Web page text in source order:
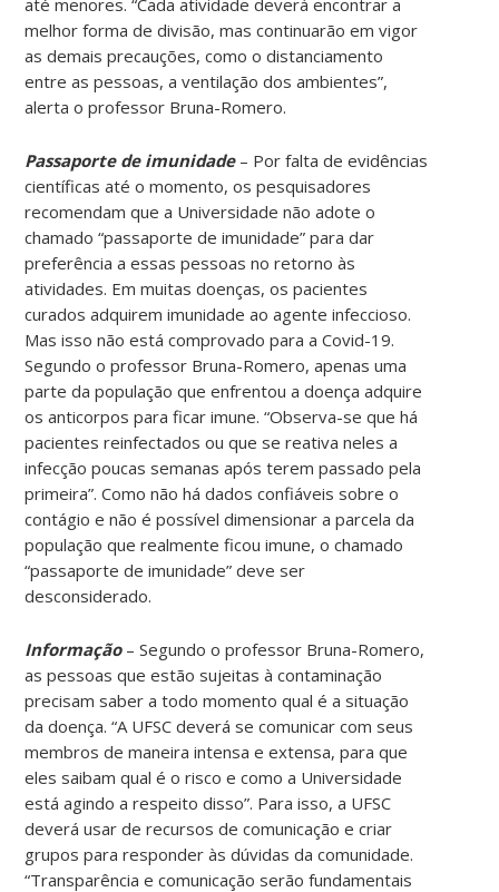
melhor forma de divisão, mas continuarão em vigor
as demais precauções, como o distanciamento
entre as pessoas, a ventilação dos ambientes”,
alerta o professor Bruna-Romero.
Passaporte de imunidade – Por falta de evidências
científicas até o momento, os pesquisadores
recomendam que a Universidade não adote o
chamado “passaporte de imunidade” para dar
preferência a essas pessoas no retorno às
atividades. Em muitas doenças, os pacientes
curados adquirem imunidade ao agente infeccioso.
Mas isso não está comprovado para a Covid-19.
Segundo o professor Bruna-Romero, apenas uma
parte da população que enfrentou a doença adquire
os anticorpos para ficar imune. “Observa-se que há
pacientes reinfectados ou que se reativa neles a
infecção poucas semanas após terem passado pela
primeira”. Como não há dados confiáveis sobre o
contágio e não é possível dimensionar a parcela da
população que realmente ficou imune, o chamado
“passaporte de imunidade” deve ser
desconsiderado.
Informação – Segundo o professor Bruna-Romero,
as pessoas que estão sujeitas à contaminação
precisam saber a todo momento qual é a situação
da doença. “A UFSC deverá se comunicar com seus
membros de maneira intensa e extensa, para que
eles saibam qual é o risco e como a Universidade
está agindo a respeito disso”. Para isso, a UFSC
deverá usar de recursos de comunicação e criar
grupos para responder às dúvidas da comunidade.
“Transparência e comunicação serão fundamentais